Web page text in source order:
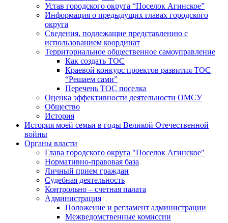
Устав городского округа “Поселок Агинское”
Информация о предыдущих главах городского
округа
Сведения, подлежащие представлению с
использованием координат
Территориальное общественное самоуправление
Как создать ТОС
Краевой конкурс проектов развития ТОС
“Решаем сами”
Перечень ТОС поселка
Оценка эффективности деятельности ОМСУ
Общество
История
История моей семьи в годы Великой Отечественной
войны
Органы власти
Глава городского округа "Поселок Агинское"
Нормативно-правовая база
Личный прием граждан
Судебная деятельность
Контрольно – счетная палата
Администрация
Положение и регламент администрации
Межведомственные комиссии